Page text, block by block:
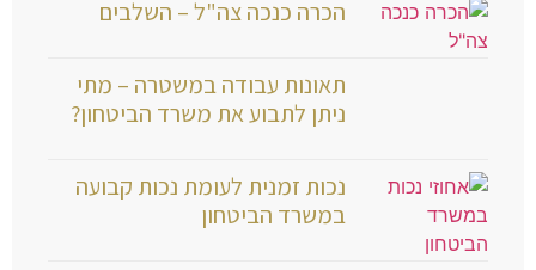
הכרה כנכה צה"ל – השלבים
תאונות עבודה במשטרה – מתי
ניתן לתבוע את משרד הביטחון?
נכות זמנית לעומת נכות קבועה
במשרד הביטחון